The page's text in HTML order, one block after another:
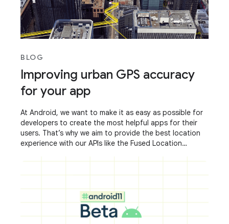
BLOG
Improving urban GPS accuracy
for your app
At Android, we want to make it as easy as possible for
developers to create the most helpful apps for their
users. That’s why we aim to provide the best location
experience with our APIs like the Fused Location